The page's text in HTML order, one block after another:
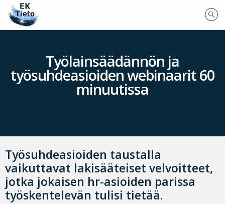
Työlainsäädännön ja
työsuhdeasioiden webinaarit 60
minuutissa
Työsuhdeasioiden taustalla
vaikuttavat lakisääteiset velvoitteet,
jotka jokaisen hr-asioiden parissa
työskentelevän tulisi tietää.